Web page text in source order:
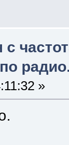
с
»